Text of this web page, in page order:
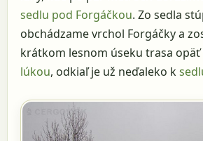
sedlu pod Forgáčkou. Zo sedla
obchádzame vrchol Forgáčky a
krátkom lesnom úseku trasa opäť
lúkou, odkiaľ je už neďaleko k